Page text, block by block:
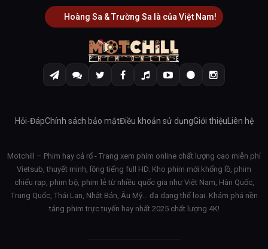
Hoàng Sa & Trường Sa là của Việt Nam!
Hỏi-ĐápChính sách bảo mậtĐiều khoản sử dụngGiới thiệuLiên hệ
Motchill – Phim hay cả rổ - Trang xem phim online chất lượng cao miễn phí
Vietsub, thuyết minh, lồng tiếng full HD. Kho phim mới khổng lồ, phim
chiếu rạp, phim bộ, phim lẻ từ nhiều quốc gia như Việt Nam, Hàn Quốc,
Trung Quốc, Thái Lan, Nhật Bản, Âu Mỹ… đa dạng thể loại. Khám phá nền
tảng phim trực tuyến hay nhất 2025 chất lượng 4K!